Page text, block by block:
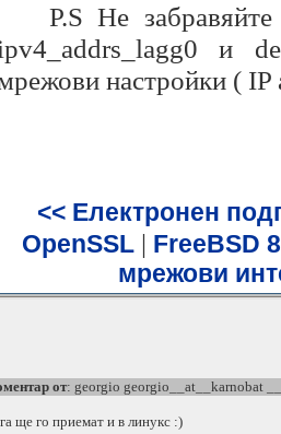
P.S Не
и
настройки ( IP
<< Електронен
OpenSSL| FreeBSD
мрежови
от: georgio georgio__at__karnobat
ще го приемат и в линукс :)